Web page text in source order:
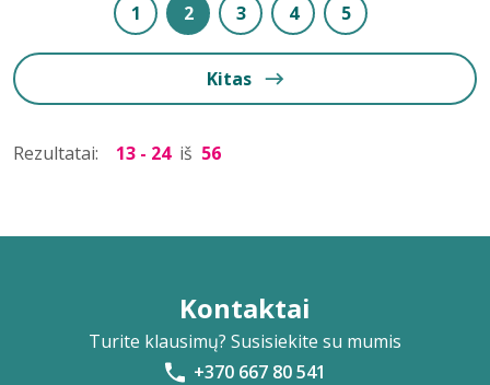
1 2 3 4 5
Kitas
Rezultatai: 13 - 24 iš 56
Kontaktai
Turite klausimų? Susisiekite su mumis
+370 667 80 541